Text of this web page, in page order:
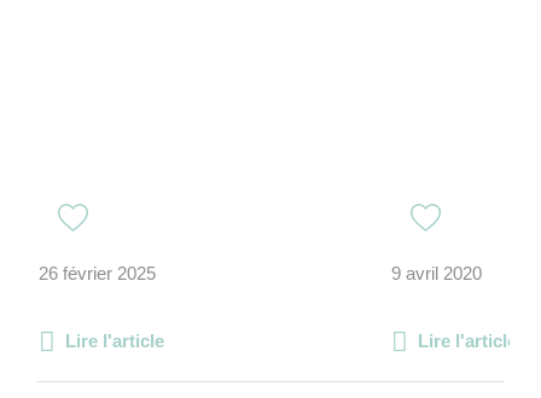
26 février 2025
Lire l'article
9 avril 2020
Lire l'article